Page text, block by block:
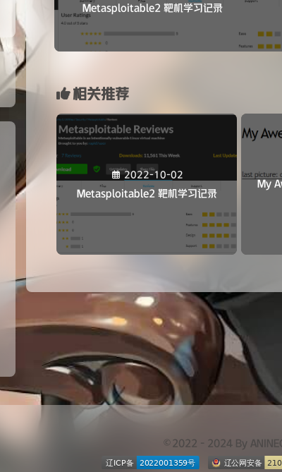
Metasploitable2 靶机学习记录
相关推荐
2022-10-02
Metasploitable2 靶机学习记录
My
©2022 - 2024 By